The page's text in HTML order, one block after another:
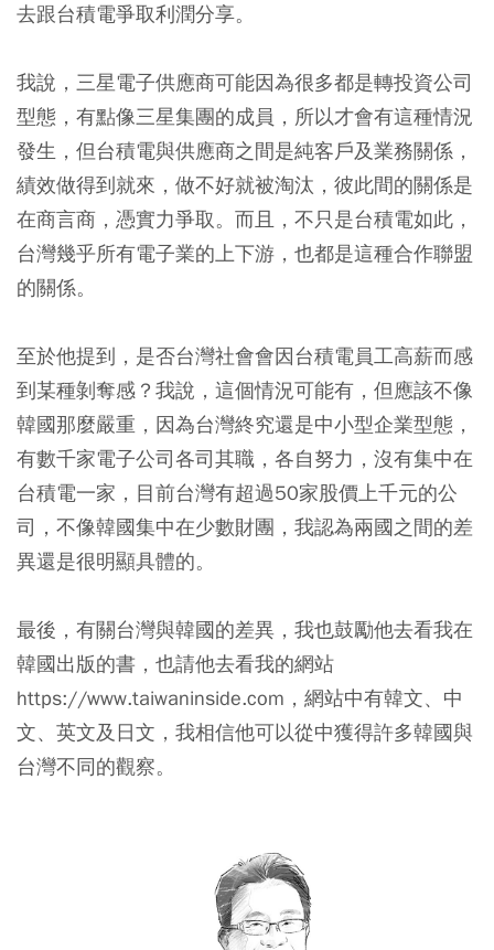
去跟台積電爭取利潤分享。
我說，三星電子供應商可能因為很多都是轉投資公司
型態，有點像三星集團的成員，所以才會有這種情況
發生，但台積電與供應商之間是純客戶及業務關係，
績效做得到就來，做不好就被淘汰，彼此間的關係是
在商言商，憑實力爭取。而且，不只是台積電如此，
台灣幾乎所有電子業的上下游，也都是這種合作聯盟
的關係。
至於他提到，是否台灣社會會因台積電員工高薪而感
到某種剝奪感？我說，這個情況可能有，但應該不像
韓國那麼嚴重，因為台灣終究還是中小型企業型態，
有數千家電子公司各司其職，各自努力，沒有集中在
台積電一家，目前台灣有超過50家股價上千元的公
司，不像韓國集中在少數財團，我認為兩國之間的差
異還是很明顯具體的。
最後，有關台灣與韓國的差異，我也鼓勵他去看我在
韓國出版的書，也請他去看我的網站
https://www.taiwaninside.com，網站中有韓文、中
文、英文及日文，我相信他可以從中獲得許多韓國與
台灣不同的觀察。